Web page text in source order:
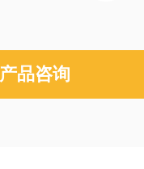
产品咨询